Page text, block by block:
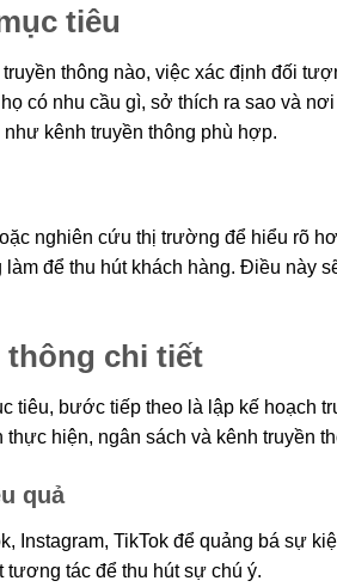
tiêu
thông nào, việc xác định đối
có nhu cầu gì, sở thích ra sao và
kênh truyền thông phù hợp.
nghiên cứu thị trường để hiểu rõ
để thu hút khách hàng. Điều này
thông chi tiết
tiêu, bước tiếp theo là lập kế hoạch
hiện, ngân sách và kênh truyền
quả
Instagram, TikTok để quảng bá sự
tương tác để thu hút sự chú ý.